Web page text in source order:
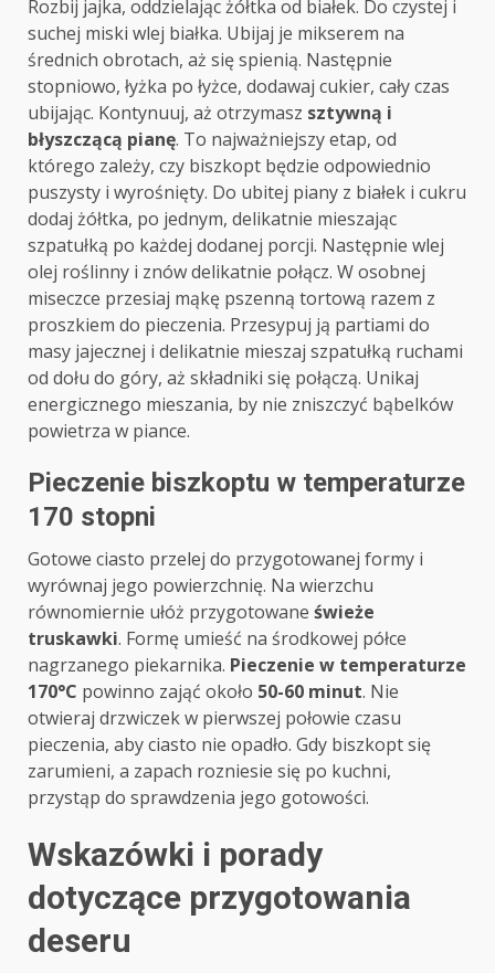
Rozbij jajka, oddzielając żółtka od białek. Do czystej i
suchej miski wlej białka. Ubijaj je mikserem na
średnich obrotach, aż się spienią. Następnie
stopniowo, łyżka po łyżce, dodawaj cukier, cały czas
ubijając. Kontynuuj, aż otrzymasz sztywną i
błyszczącą pianę. To najważniejszy etap, od
którego zależy, czy biszkopt będzie odpowiednio
puszysty i wyrośnięty. Do ubitej piany z białek i cukru
dodaj żółtka, po jednym, delikatnie mieszając
szpatułką po każdej dodanej porcji. Następnie wlej
olej roślinny i znów delikatnie połącz. W osobnej
miseczce przesiaj mąkę pszenną tortową razem z
proszkiem do pieczenia. Przesypuj ją partiami do
masy jajecznej i delikatnie mieszaj szpatułką ruchami
od dołu do góry, aż składniki się połączą. Unikaj
energicznego mieszania, by nie zniszczyć bąbelków
powietrza w piance.
Pieczenie biszkoptu w temperaturze
170 stopni
Gotowe ciasto przelej do przygotowanej formy i
wyrównaj jego powierzchnię. Na wierzchu
równomiernie ułóż przygotowane świeże
truskawki. Formę umieść na środkowej półce
nagrzanego piekarnika. Pieczenie w temperaturze
170°C powinno zająć około 50-60 minut. Nie
otwieraj drzwiczek w pierwszej połowie czasu
pieczenia, aby ciasto nie opadło. Gdy biszkopt się
zarumieni, a zapach rozniesie się po kuchni,
przystąp do sprawdzenia jego gotowości.
Wskazówki i porady
dotyczące przygotowania
deseru